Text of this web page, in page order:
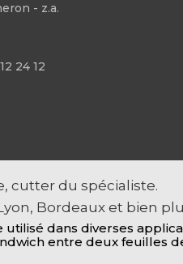
- z.a.
24 12
cutter du spécialiste.
Bordeaux et bien
dans diverses
entre deux feuilles